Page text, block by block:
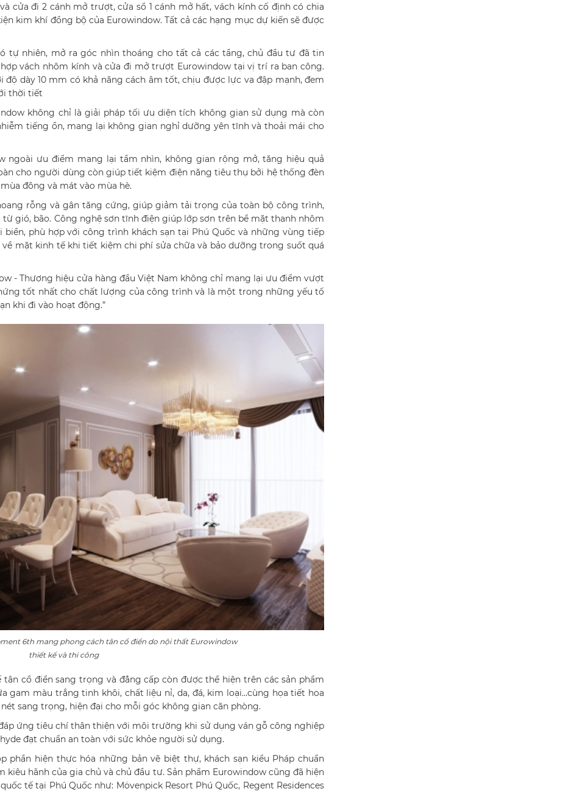
cửa đi 2 cánh mở trượt, cửa sổ 1 cánh mở hất, vách kính cố định có chia
kim khí đồng bộ của Eurowindow. Tất cả các hạng mục dự kiến sẽ được
tự nhiên, mở ra góc nhìn thoáng cho tất cả các tầng, chủ đầu tư đã tin
vách nhôm kính và cửa đi mở trượt Eurowindow tại vị trí ra ban công.
dày 10 mm có khả năng cách âm tốt, chịu được lực va đập mạnh, đem
thời tiết
không chỉ là giải pháp tối ưu diện tích không gian sử dụng mà còn
tiếng ồn, mang lại không gian nghỉ dưỡng yên tĩnh và thoải mái cho
ngoài ưu điểm mang lại tầm nhìn, không gian rộng mở, tăng hiệu quả
cho người dùng còn giúp tiết kiệm điện năng tiêu thụ bởi hệ thống đèn
đông và mát vào mùa hè.
rỗng và gân tăng cứng, giúp giảm tải trọng của toàn bộ công trình,
gió, bão. Công nghệ sơn tĩnh điện giúp lớp sơn trên bề mặt thanh nhôm
phù hợp với công trình khách sạn tại Phú Quốc và những vùng tiếp
mặt kinh tế khi tiết kiệm chi phí sửa chữa và bảo dưỡng trong suốt quá
- Thương hiệu cửa hàng đầu Việt Nam không chỉ mang lại ưu điểm vượt
tốt nhất cho chất lượng của công trình và là một trong những yếu tố
khi đi vào hoạt động.”
6th mang phong cách tân cổ điển do nội thất Eurowindow
thiết kế và thi công
cổ điển sang trọng và đẳng cấp còn được thể hiện trên các sản phẩm
gam màu trắng tinh khôi, chất liệu nỉ, da, đá, kim loại...cùng họa tiết hoa
sang trọng, hiện đại cho mỗi góc không gian căn phòng.
ứng tiêu chí thân thiện với môi trường khi sử dụng ván gỗ công nghiệp
đạt chuẩn an toàn với sức khỏe người sử dụng.
phần hiện thực hóa những bản vẽ biệt thự, khách sạn kiểu Pháp chuẩn
hãnh của gia chủ và chủ đầu tư. Sản phẩm Eurowindow cũng đã hiện
tế tại Phú Quốc như: Mövenpick Resort Phú Quốc, Regent Residences